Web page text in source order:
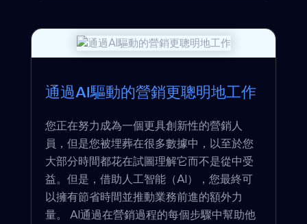
通過AI驅動的營銷更聰明地工作
您正在努力成為一個更具創新性的營銷人
員，但是您被埋葬在很多數據中，以至於您
大部分時間都花在試圖理解它而不是從中受
益。但是，借助人工智能（AI），您最終可
以擁有節省時間並推動業務前進的額外力
量。 AI通過在營銷過程的每個步驟中幫助他